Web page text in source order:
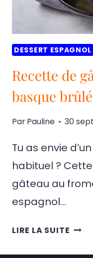
DESSERT ESPAGNOL
Recette de
basque
ParPauline 30
Tu as envie
habituel ?
gâteau au
espagnol…
LIRE LA SUITE